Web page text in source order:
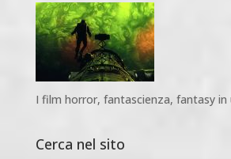
I film horror, fantascienza, fantasy in
Cerca nel sito